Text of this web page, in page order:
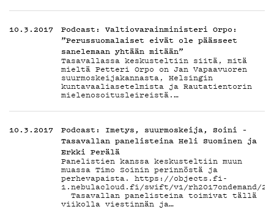
10.3.2017
Podcast: Valtiovarainministeri Orpo:
”Perussuomalaiset eivät ole päässeet
sanelemaan yhtään mitään”
Tasavallassa keskusteltiin siitä, mitä
mieltä Petteri Orpo on Jan Vapaavuoren
suurmoskeijakannasta, Helsingin
kuntavaaliasetelmista ja Rautatientorin
mielenosoitusleireistä.…
10.3.2017
Podcast: Imetys, suurmoskeija, Soini –
Tasavallan panelisteina Heli Suominen ja
Erkki Perälä
Panelistien kanssa keskusteltiin muun
muassa Timo Soinin perinnöstä ja
perhevapaista. https://objects.fi-
1.nebulacloud.fi/swift/v1/rh2017ondemand/
Tasavallan panelisteina toimivat tällä
viikolla viestinnän ja…